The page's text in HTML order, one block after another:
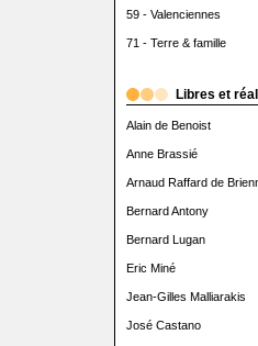
59 - Valenciennes
71 - Terre & famille
Libres et
Alain de Benoist
Anne Brassié
Arnaud Raffard de
Bernard Antony
Bernard Lugan
Eric Miné
Jean-Gilles Malliarakis
José Castano